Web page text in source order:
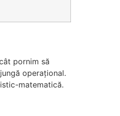
pornim să
operațional.
matematică.